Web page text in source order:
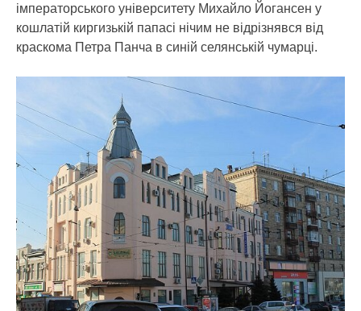
імператорського університету Михайло Йогансен у
кошлатій киргизькій папасі нічим не відрізнявся від
краскома Петра Панча в синій селянській чумарці.